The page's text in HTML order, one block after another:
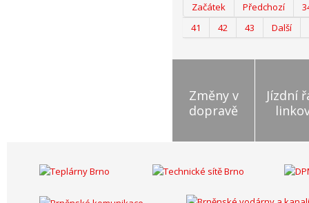
Začátek
Předchozí
41
42 43 Další
Změny v
dopravě
Jízdní